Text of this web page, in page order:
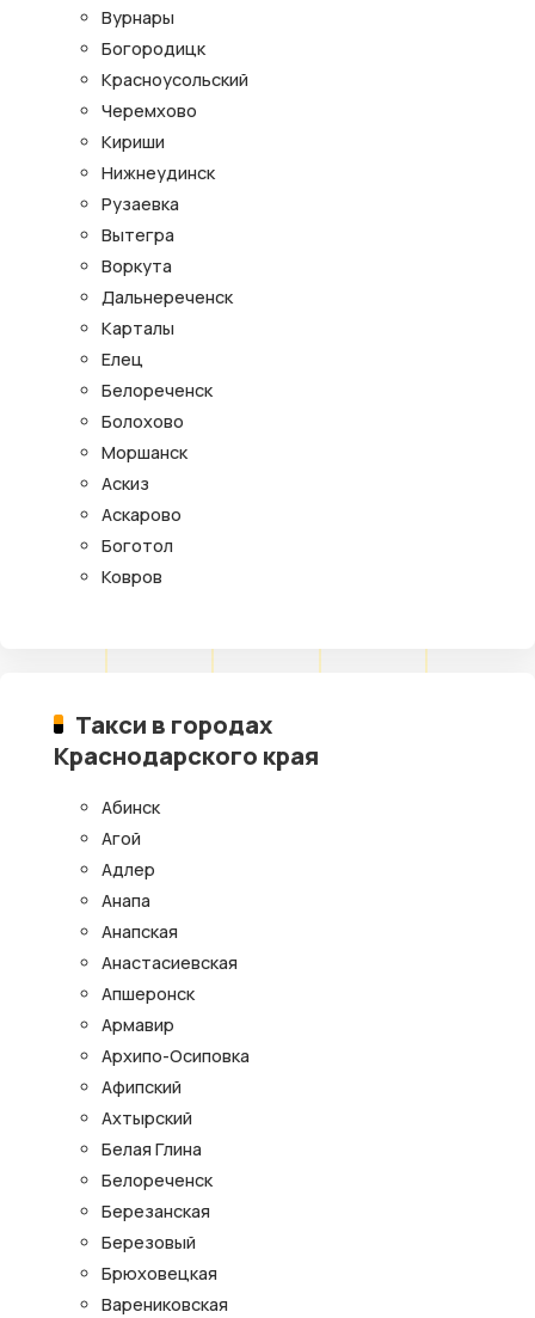
Вурнары
Богородицк
Красноусольский
Черемхово
Кириши
Нижнеудинск
Рузаевка
Вытегра
Воркута
Дальнереченск
Карталы
Елец
Белореченск
Болохово
Моршанск
Аскиз
Аскарово
Боготол
Ковров
Такси в городах
Краснодарского края
Абинск
Агой
Адлер
Анапа
Анапская
Анастасиевская
Апшеронск
Армавир
Архипо-Осиповка
Афипский
Ахтырский
Белая Глина
Белореченск
Березанская
Березовый
Брюховецкая
Варениковская